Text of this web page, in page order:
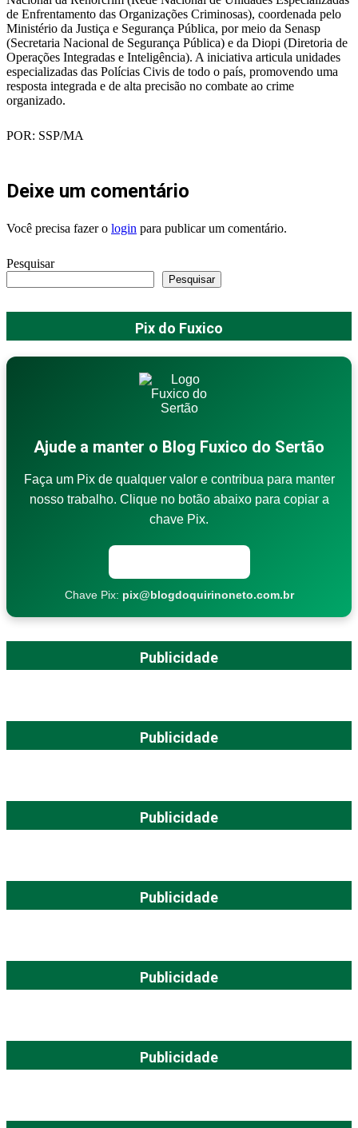
de Enfrentamento das Organizações Criminosas), coordenada pelo
Ministério da Justiça e Segurança Pública, por meio da Senasp
(Secretaria Nacional de Segurança Pública) e da Diopi (Diretoria de
Operações Integradas e Inteligência). A iniciativa articula unidades
especializadas das Polícias Civis de todo o país, promovendo uma
resposta integrada e de alta precisão no combate ao crime
organizado.
POR: SSP/MA
Deixe um comentário
Você precisa fazer o login para publicar um comentário.
Pesquisar
Pesquisar
Pix do Fuxico
Ajude a manter o Blog Fuxico do Sertão
Faça um Pix de qualquer valor e contribua para manter
nosso trabalho. Clique no botão abaixo para copiar a
chave Pix.
Chave Pix: pix@blogdoquirinoneto.com.br
Publicidade
Publicidade
Publicidade
Publicidade
Publicidade
Publicidade